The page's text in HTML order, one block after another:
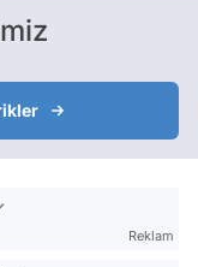
Reklam